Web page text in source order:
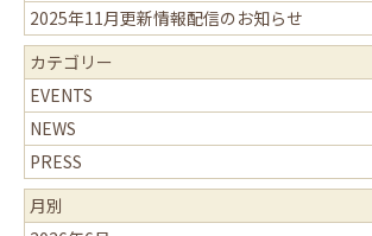
2025年11月更新情報配信のお知らせ
カテゴリー
EVENTS
NEWS
PRESS
月別